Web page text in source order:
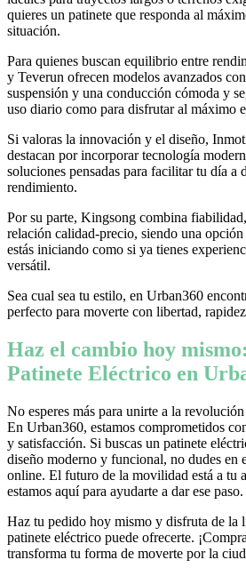
quieres un patinete que responda al
situación.
Para quienes buscan equilibrio entre
y Teverun ofrecen modelos avanzados
suspensión y una conducción cómoda y
uso diario como para disfrutar al máximo
Si valoras la innovación y el diseño,
destacan por incorporar tecnología
soluciones pensadas para facilitar tu día a
rendimiento.
Por su parte, Kingsong combina
relación calidad-precio, siendo una
estás iniciando como si ya tienes
versátil.
Sea cual sea tu estilo, en Urban360
perfecto para moverte con libertad,
Haz el cambio hoy
Patinete Eléctrico en
No esperes más para unirte a la
En Urban360, estamos comprometidos
y satisfacción. Si buscas un patinete
diseño moderno y funcional, no dudes en
online. El futuro de la movilidad está a tu
estamos aquí para ayudarte a dar ese paso.
Haz tu pedido hoy mismo y disfruta de la
patinete eléctrico puede ofrecerte.
transforma tu forma de moverte por la